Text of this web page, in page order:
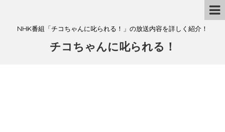
NHK番組「チコちゃんに叱られる！」の放送内容を詳しく紹介！
チコちゃんに叱られる！